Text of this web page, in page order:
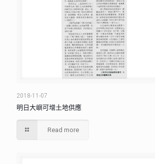
2018-11-07
明日大嶼可增土地供應
Read more